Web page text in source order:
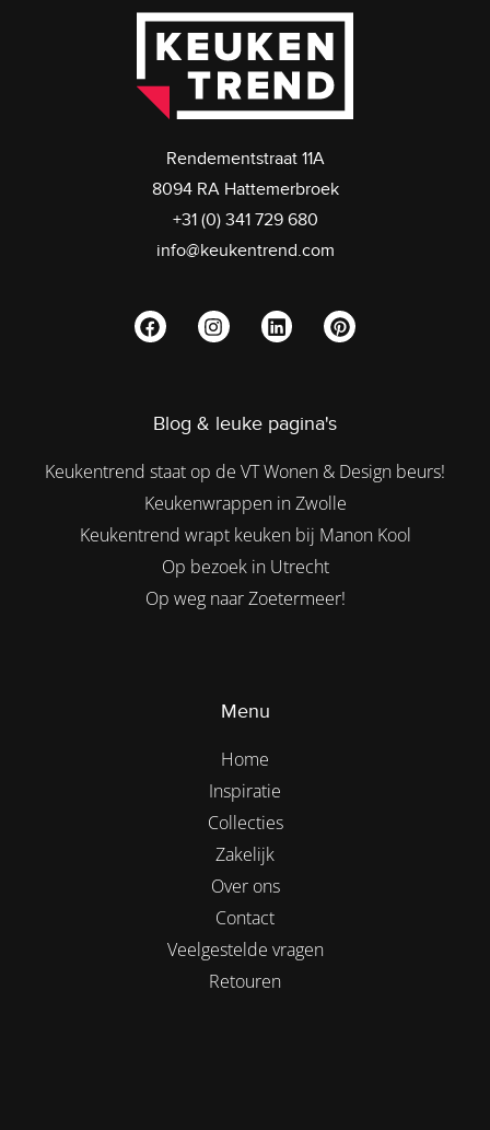
Rendementstraat 11A
8094 RA Hattemerbroek
+31 (0) 341 729 680
info@keukentrend.com
Blog & leuke pagina's
Keukentrend staat op de VT Wonen & Design beurs!
Keukenwrappen in Zwolle
Keukentrend wrapt keuken bij Manon Kool
Op bezoek in Utrecht
Op weg naar Zoetermeer!
Menu
Home
Inspiratie
Collecties
Zakelijk
Over ons
Contact
Veelgestelde vragen
Retouren